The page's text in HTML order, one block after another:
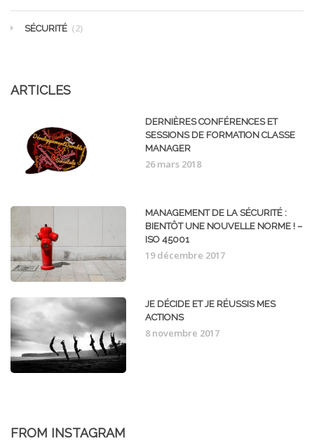
SÉCURITÉ (2)
ARTICLES
DERNIÈRES CONFÉRENCES ET
SESSIONS DE FORMATION CLASSE
MANAGER
26 mars 2018
MANAGEMENT DE LA SÉCURITÉ :
BIENTÔT UNE NOUVELLE NORME ! –
ISO 45001
19 décembre 2017
JE DÉCIDE ET JE RÉUSSIS MES
ACTIONS
8 novembre 2017
FROM INSTAGRAM